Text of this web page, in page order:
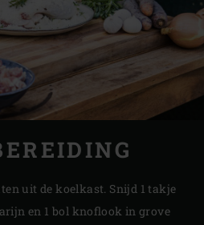
uit de koelkast. Snijd 1 takje
en 1 bol knoflook in grove